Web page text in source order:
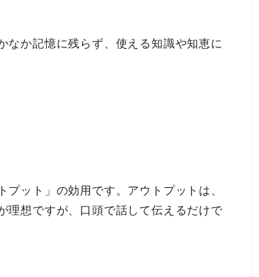
なか記憶に残らず、使える知識や知恵に
プット」の効用 です。 アウトプット は、
理想ですが、 口頭で話して伝えるだけで